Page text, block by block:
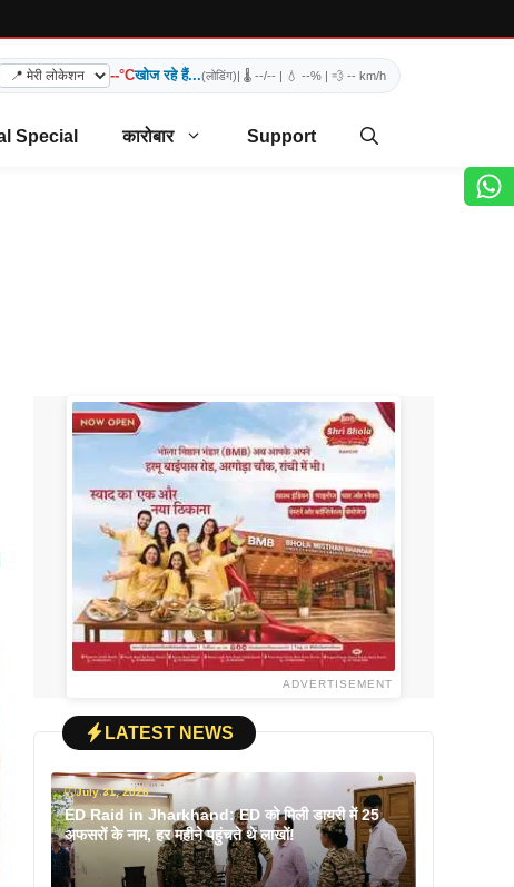
--°Cखोज रहे हैं...(लोडिंग)| 🌡️ --/-- | 💧 --% | 💨 -- km/h
Special कारोबार Support
ADVERTISEMENT
LATEST NEWS
July 31, 2026
ED Raid in Jharkhand: ED को मिली डायरी में 25
अफसरों के नाम, हर महीने पहुंचते थे लाखों!